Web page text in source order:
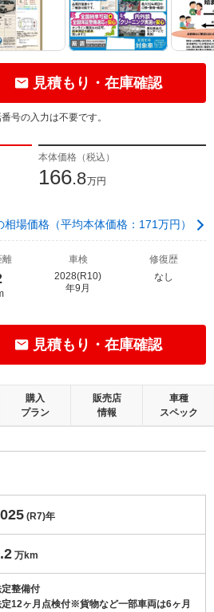
見積もり・在庫確認
号の入力は不要です。
本体価格（税込）
166.8万円
相場価格（平均本体価格：171万円）
離
車検
2028(R10)
年9月
修復歴
なし
見積もり・在庫確認
購入
プラン
販売店
情報
車種
スペック
(R7)年
万km
整備付
定12ヶ月点検付※貨物など一部車両は6ヶ月